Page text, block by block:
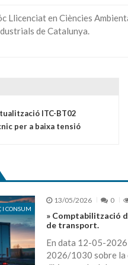
Llicenciat en Ciències
de Catalunya.
ITC-BT02
per a baixa tensió
I CONSUM
13/05/2026 0
» Comptabilització
de transport.
En data 12-05-2026
2026/1030 sobre la